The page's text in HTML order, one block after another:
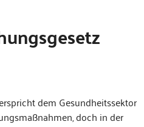
dem Gesundheitssektor
doch in der